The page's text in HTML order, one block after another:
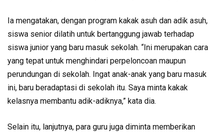
Ia mengatakan, dengan pro­gram kakak asuh dan adik asuh,
siswa senior dilatih untuk ber­tanggung jawab terhadap
siswa junior yang baru masuk seko­lah. “Ini merupakan cara
yang tepat untuk menghindari per­peloncoan maupun
perundun­gan di sekolah. Ingat anak-anak yang baru masuk
ini, baru ber­adaptasi di sekolah itu. Saya minta kakak
kelasnya mem­bantu adik-adiknya,” kata dia.
Selain itu, lanjutnya, para guru juga diminta memberikan